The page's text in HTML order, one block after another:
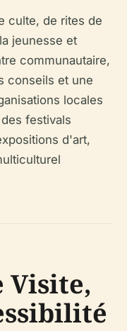
culte, de rites de
jeunesse et
communautaire,
conseils et une
locales
festivals
d'art,
Visite,